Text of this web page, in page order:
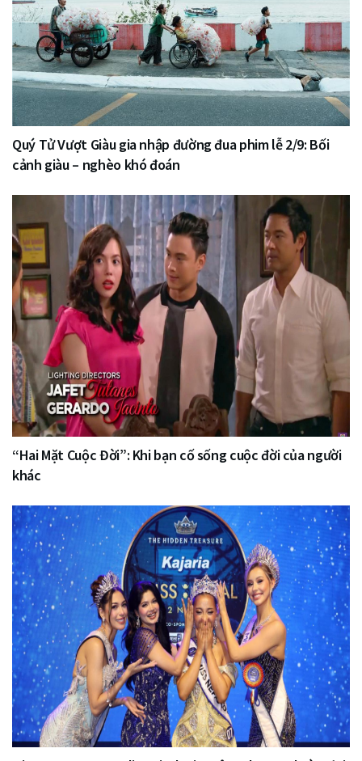
Quý Tử Vượt Giàu gia nhập đường đua phim lễ 2/9: Bối
cảnh giàu – nghèo khó đoán
“Hai Mặt Cuộc Đời”: Khi bạn cố sống cuộc đời của người
khác